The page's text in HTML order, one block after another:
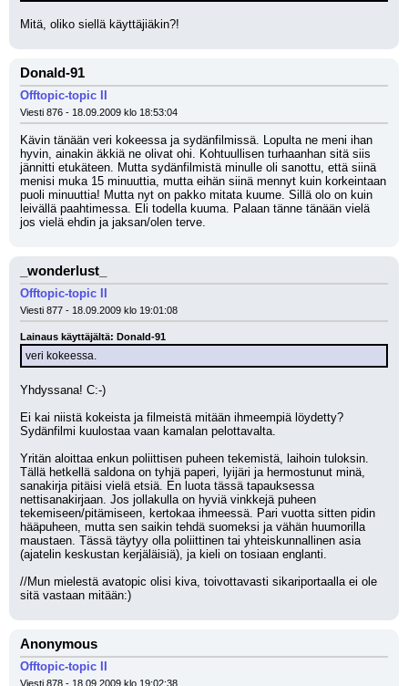
Mitä, oliko siellä käyttäjiäkin?!
Donald-91
Offtopic-topic II
Viesti 876 - 18.09.2009 klo 18:53:04
Kävin tänään veri kokeessa ja sydänfilmissä. Lopulta ne meni ihan
hyvin, ainakin äkkiä ne olivat ohi. Kohtuullisen turhaanhan sitä siis
jännitti etukäteen. Mutta sydänfilmistä minulle oli sanottu, että siinä
menisi muka 15 minuuttia, mutta eihän siinä mennyt kuin korkeintaan
puoli minuuttia! Mutta nyt on pakko mitata kuume. Sillä olo on kuin
leivällä paahtimessa. Eli todella kuuma. Palaan tänne tänään vielä
jos vielä ehdin ja jaksan/olen terve.
_wonderlust_
Offtopic-topic II
Viesti 877 - 18.09.2009 klo 19:01:08
Lainaus käyttäjältä: Donald-91
veri kokeessa.
Yhdyssana! C:-)
Ei kai niistä kokeista ja filmeistä mitään ihmeempiä löydetty?
Sydänfilmi kuulostaa vaan kamalan pelottavalta.
Yritän aloittaa enkun poliittisen puheen tekemistä, laihoin tuloksin.
Tällä hetkellä saldona on tyhjä paperi, lyijäri ja hermostunut minä,
sanakirja pitäisi vielä etsiä. En luota tässä tapauksessa
nettisanakirjaan. Jos jollakulla on hyviä vinkkejä puheen
tekemiseen/pitämiseen, kertokaa ihmeessä. Pari vuotta sitten pidin
hääpuheen, mutta sen saikin tehdä suomeksi ja vähän huumorilla
maustaen. Tässä täytyy olla poliittinen tai yhteiskunnallinen asia
(ajatelin keskustan kerjäläisiä), ja kieli on tosiaan englanti.
//Mun mielestä avatopic olisi kiva, toivottavasti sikariportaalla ei ole
sitä vastaan mitään:)
Anonymous
Offtopic-topic II
Viesti 878 - 18.09.2009 klo 19:02:38